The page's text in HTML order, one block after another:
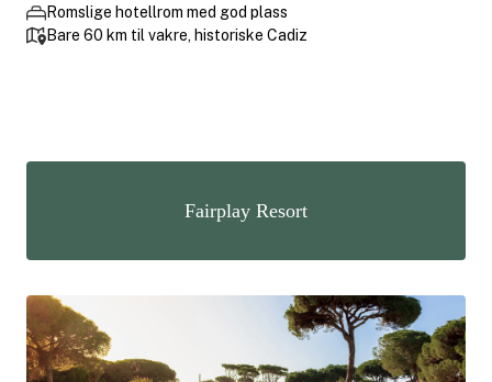
Romslige hotellrom med god plass
Bare 60 km til vakre, historiske Cadiz
Fairplay Resort